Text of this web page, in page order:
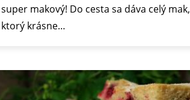
super makový! Do cesta sa dáva celý mak,
ktorý krásne…